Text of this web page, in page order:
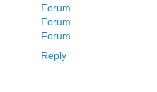
Forum
Forum
Forum
Reply